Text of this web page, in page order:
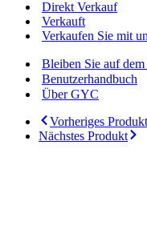
Direkt Verkauf
Verkauft
Verkaufen Sie mit
Bleiben Sie auf
Benutzerhandbuch
Über GYC
Vorheriges Produkt
Nächstes Produkt